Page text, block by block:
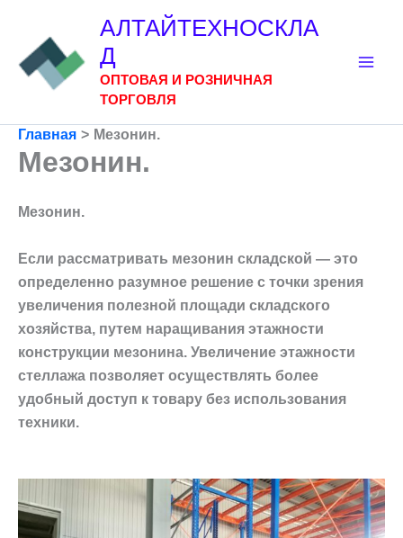
содержимому
АЛТАЙТЕХНОСКЛА
Д
ОПТОВАЯ И РОЗНИЧНАЯ
ТОРГОВЛЯ
Главная Мезонин.
Мезонин.
Мезонин.
Если рассматривать мезонин складской — это
определенно разумное решение с точки зрения
увеличения полезной площади складского
хозяйства, путем наращивания этажности
конструкции мезонина. Увеличение этажности
стеллажа позволяет осуществлять более
удобный доступ к товару без использования
техники.